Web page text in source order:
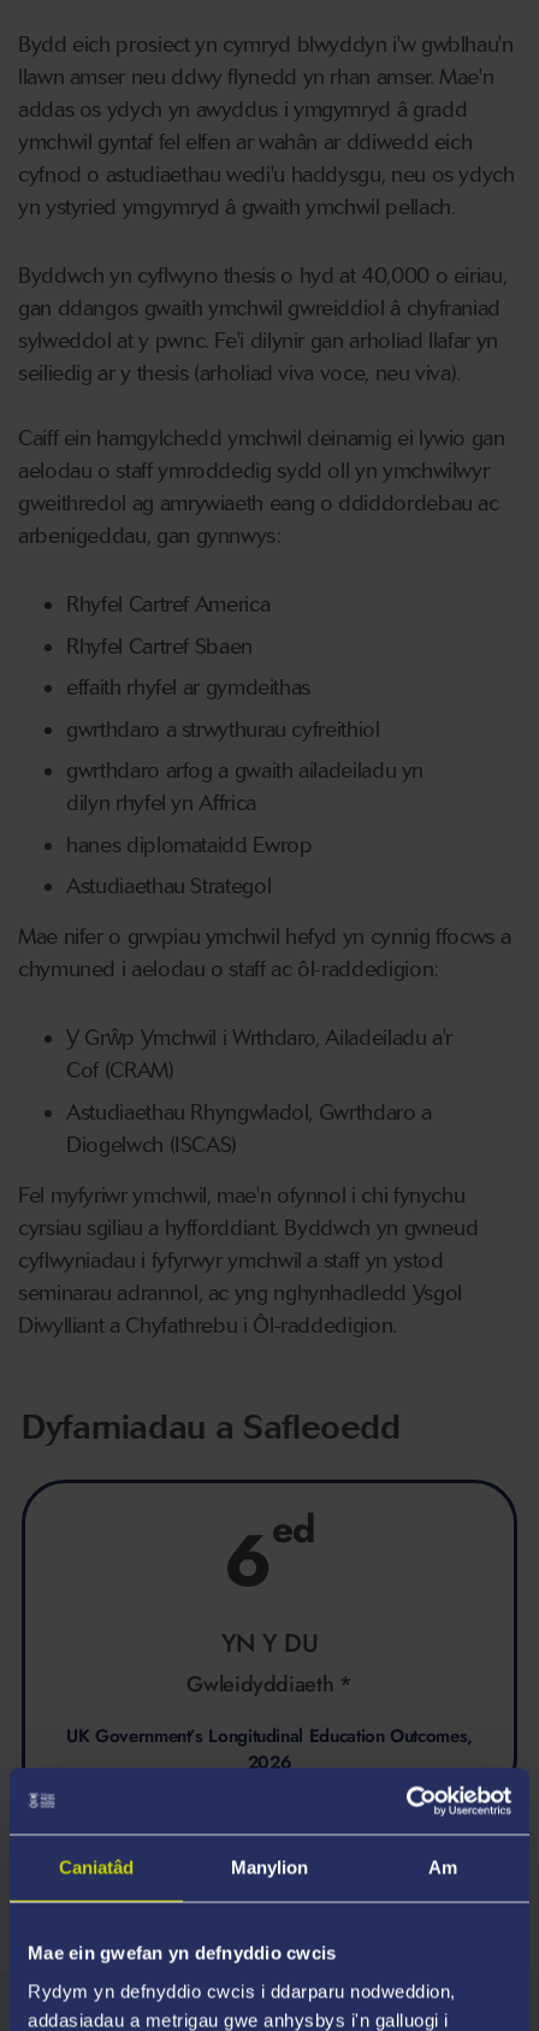
Caniatâd Manylion Am
Mae ein gwefan yn defnyddio cwcis
Rydym yn defnyddio cwcis i ddarparu nodweddion,
addasiadau a metrigau gwe anhysbys i'n galluogi i
Bydd eich prosiect yn cymryd blwyddyn i'w gwblhau'n
llawn amser neu ddwy flynedd yn rhan amser. Mae'n
addas os ydych yn awyddus i ymgymryd â gradd
ymchwil gyntaf fel elfen ar wahân ar ddiwedd eich
cyfnod o astudiaethau wedi'u haddysgu, neu os ydych
yn ystyried ymgymryd â gwaith ymchwil pellach.
Byddwch yn cyflwyno thesis o hyd at 40,000 o eiriau,
gan ddangos gwaith ymchwil gwreiddiol â chyfraniad
sylweddol at y pwnc. Fe'i dilynir gan arholiad llafar yn
seiliedig ar y thesis (arholiad viva voce, neu viva).
Caiff ein hamgylchedd ymchwil deinamig ei lywio gan
aelodau o staff ymroddedig sydd oll yn ymchwilwyr
gweithredol ag amrywiaeth eang o ddiddordebau ac
arbenigeddau, gan gynnwys:
Rhyfel Cartref America
Rhyfel Cartref Sbaen
effaith rhyfel ar gymdeithas
gwrthdaro a strwythurau cyfreithiol
gwrthdaro arfog a gwaith ailadeiladu yn
dilyn rhyfel yn Affrica
hanes diplomataidd Ewrop
Astudiaethau Strategol
Mae nifer o grwpiau ymchwil hefyd yn cynnig ffocws a
chymuned i aelodau o staff ac ôl-raddedigion:
Y Grŵp Ymchwil i Wrthdaro, Ailadeiladu a'r
Cof (CRAM)
Astudiaethau Rhyngwladol, Gwrthdaro a
Diogelwch (ISCAS)
Fel myfyriwr ymchwil, mae'n ofynnol i chi fynychu
cyrsiau sgiliau a hyfforddiant. Byddwch yn gwneud
cyflwyniadau i fyfyrwyr ymchwil a staff yn ystod
seminarau adrannol, ac yng nghynhadledd Ysgol
Diwylliant a Chyfathrebu i Ôl-raddedigion.
Dyfarniadau a Safleoedd
6ed
YN Y DU
Gwleidyddiaeth *
UK Government’s Longitudinal Education Outcomes,
2026